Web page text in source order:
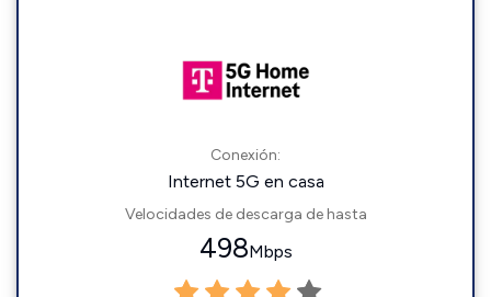
Conexión:
Internet 5G en casa
Velocidades de descarga de hasta
498Mbps